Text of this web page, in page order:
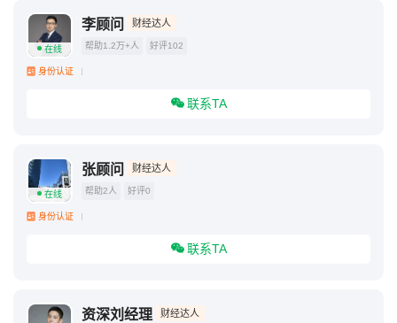
在线
李顾问 财经达人
帮助1.2万+人 好评102
身份认证
联系TA
在线
张顾问 财经达人
帮助2人 好评0
身份认证
联系TA
资深刘经理 财经达人